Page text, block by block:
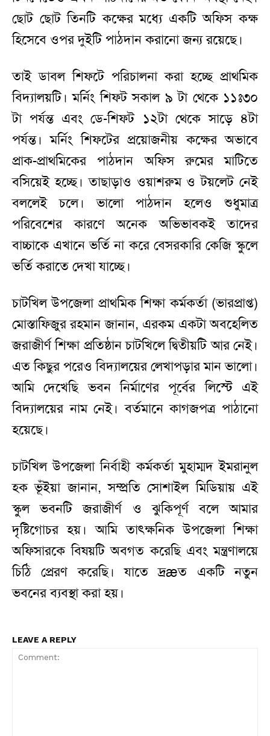
ছোট ছোট তিনটি কক্ষের মধ্যে একটি অফিস কক্ষ
হিসেবে ওপর দুইটি পাঠদান করানো জন্য রয়েছে।
তাই ডাবল শিফটে পরিচালনা করা হচ্ছে প্রাথমিক
বিদ্যালয়টি। মর্নিং শিফট সকাল ৯ টা থেকে ১১ঃ৩০
টা পর্যন্ত এবং ডে-শিফট ১২টা থেকে সাড়ে ৪টা
পর্যন্ত। মর্নিং শিফটের প্রয়োজনীয় কক্ষের অভাবে
প্রাক-প্রাথমিকের পাঠদান অফিস রুমের মাটিতে
বসিয়েই হচ্ছে। তাছাড়াও ওয়াশরুম ও টয়লেট নেই
বললেই চলে। ভালো পাঠদান হলেও শুধুমাত্র
পরিবেশের কারণে অনেক অভিভাবকই তাদের
বাচ্চাকে এখানে ভর্তি না করে বেসরকারি কেজি স্কুলে
ভর্তি করাতে দেখা যাচ্ছে।
চাটখিল উপজেলা প্রাথমিক শিক্ষা কর্মকর্তা (ভারপ্রাপ্ত)
মোস্তাফিজুর রহমান জানান, এরকম একটা অবহেলিত
জরাজীর্ণ শিক্ষা প্রতিষ্ঠান চাটখিলে দ্বিতীয়টি আর নেই।
এত কিছুর পরেও বিদ্যালয়ের লেখাপড়ার মান ভালো।
আমি দেখেছি ভবন নির্মাণের পূর্বের লিস্টে এই
বিদ্যালয়ের নাম নেই। বর্তমানে কাগজপত্র পাঠানো
হয়েছে।
চাটখিল উপজেলা নির্বাহী কর্মকর্তা মুহাম্মদ ইমরানুল
হক ভূঁইয়া জানান, সম্প্রতি সোশাইল মিডিয়ায় এই
স্কুল ভবনটি জরাজীর্ণ ও ঝুকিপূর্ণ বলে আমার
দৃষ্টিগোচর হয়। আমি তাৎক্ষনিক উপজেলা শিক্ষা
অফিসারকে বিষয়টি অবগত করেছি এবং মন্ত্রণালয়ে
চিঠি প্রেরণ করেছি। যাতে দ্রæত একটি নতুন
ভবনের ব্যবস্থা করা হয়।
LEAVE A REPLY